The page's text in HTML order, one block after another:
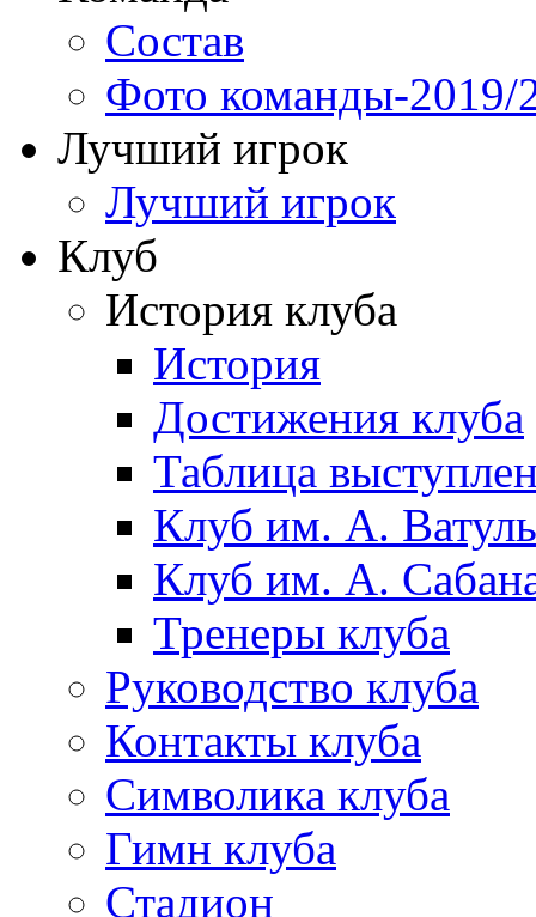
Состав
Фото команды-2019/
Лучший игрок
Лучший игрок
Клуб
История клуба
История
Достижения клуба
Таблица
Клуб им. А.
Клуб им. А.
Тренеры клуба
Руководство клуба
Контакты клуба
Символика клуба
Гимн клуба
Стадион